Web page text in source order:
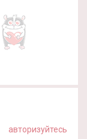
авторизуйтесь